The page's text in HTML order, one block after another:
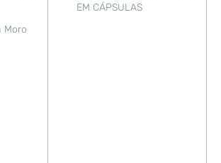
Moro
EM CÁPSULAS